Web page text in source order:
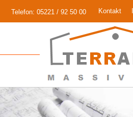
Telefon: 05221 / 92 50 00 Kontakt